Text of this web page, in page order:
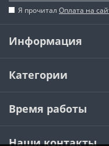
Я прочитал Оплата на
Информация
Категории
Время работы
Наши контакты